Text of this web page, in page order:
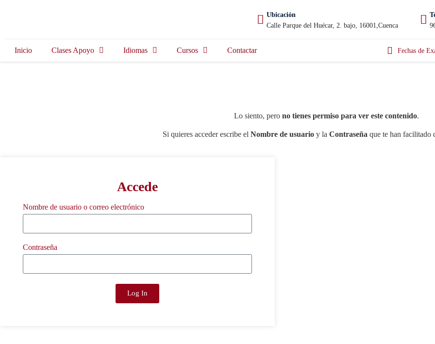
Ubicación
Calle Parque del Huécar, 2. bajo, 16001,Cuenca
Inicio Clases Apoyo Idiomas Cursos Contactar Fechas de
Lo siento, perono tienes permiso para ver este contenido.
Si quieres acceder escribe el Nombre de usuarioy la Contraseña que te han facilitado
Accede
Nombre de usuario o correo electrónico
Contraseña
Log In